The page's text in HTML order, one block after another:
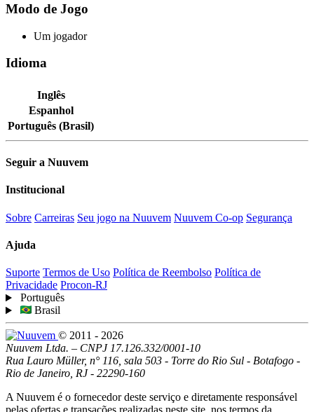
Modo de Jogo
Um jogador
Idioma
Inglês
Espanhol
Português (Brasil)
Seguir a Nuuvem
Institucional
Sobre Carreiras Seu jogo na Nuuvem Nuuvem Co-op Segurança
Ajuda
Suporte Termos de Uso Política de Reembolso Política de
Privacidade Procon-RJ
Português
Brasil
© 2011 - 2026
Nuuvem Ltda. – CNPJ 17.126.332/0001-10
Rua Lauro Müller, n° 116, sala 503 - Torre do Rio Sul - Botafogo -
Rio de Janeiro, RJ - 22290-160
A Nuuvem é o fornecedor deste serviço e diretamente responsável